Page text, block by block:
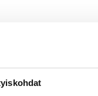
VTT:n